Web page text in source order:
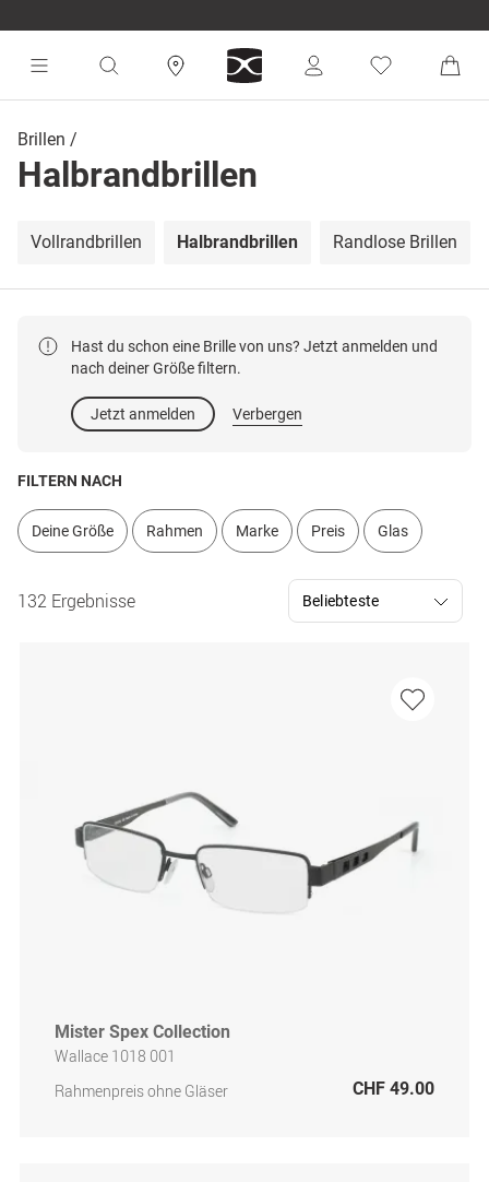
Brillen
Halbrandbrillen
Vollrandbrillen Halbrandbrillen Randlose Brillen
Hast du schon eine Brille von uns? Jetzt anmelden und
nach deiner Größe filtern.
Jetzt anmelden Verbergen
FILTERN NACH
Deine Größe Rahmen Marke Preis Glas
132 Ergebnisse
Mister Spex Collection
Wallace 1018 001
Rahmenpreis ohne Gläser
CHF 49.00